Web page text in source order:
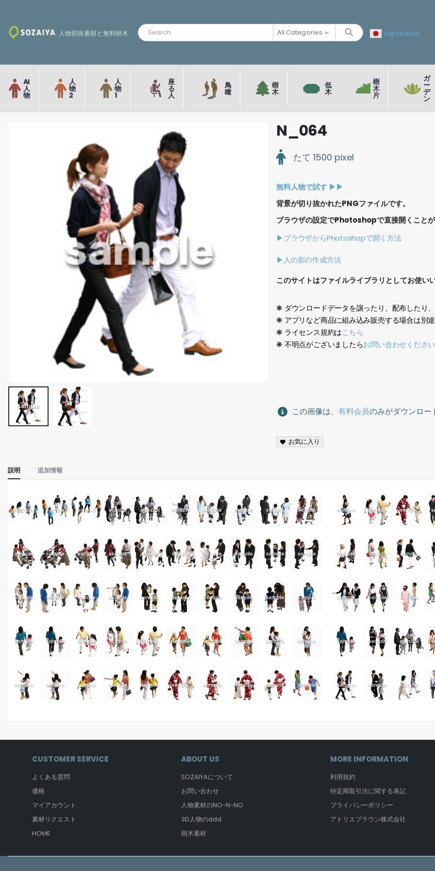
人物切抜素材と無料樹木 All Categories Japanese ▼
AI
人
物
人
物
2
人
物
1
座
る
人
鳥
瞰
樹
木
低
木
樹
木
片
ガ
ー
デ
ン
N_064
たて 1500 pixel
無料人物で試す ▶︎▶︎
背景が切り抜かれたPNGファイルです。
ブラウザの設定でPhotoshopで直接開くこと
▶ブラウザからPhotoshopで開く方法
▶人の影の作成方法
このサイトはファイルライブラリとしてお使い
❋ ダウンロードデータを譲ったり、配布したり
❋ アプリなど商品に組み込み販売する場合は別
❋ ライセンス規約はこちら
❋ 不明点がございましたらお問い合わせください
この画像は、有料会員のみがダウンロー
お気に入り
説明 追加情報
CUSTOMER SERVICE
よくある質問
価格
マイアカウント
素材リクエスト
HOME
ABOUT US
SOZAIYAについて
お問い合わせ
人物素材のNO-N-NO
3D人物のddd
樹木素材
MORE INFORMATION
利用規約
特定商取引法に関する表記
プライバシーポリシー
アトリエブラウン株式会社